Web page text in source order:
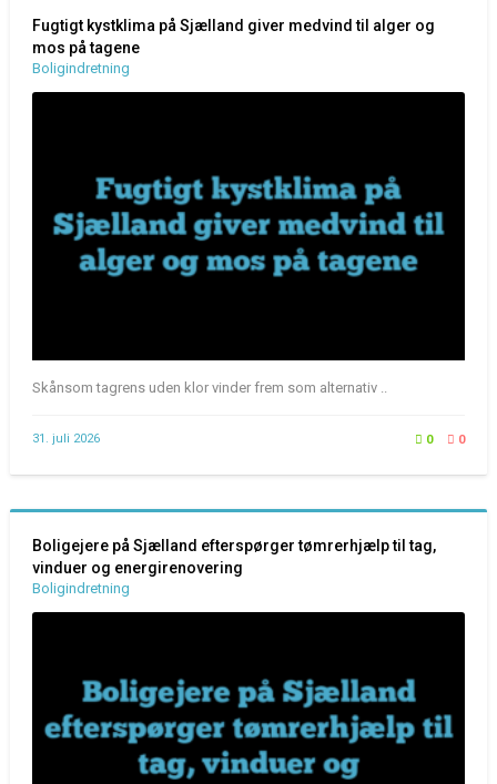
Fugtigt kystklima på Sjælland giver medvind til alger og
mos på tagene
Boligindretning
Skånsom tagrens uden klor vinder frem som alternativ ..
31. juli 2026 0 0
Boligejere på Sjælland efterspørger tømrerhjælp til tag,
vinduer og energirenovering
Boligindretning